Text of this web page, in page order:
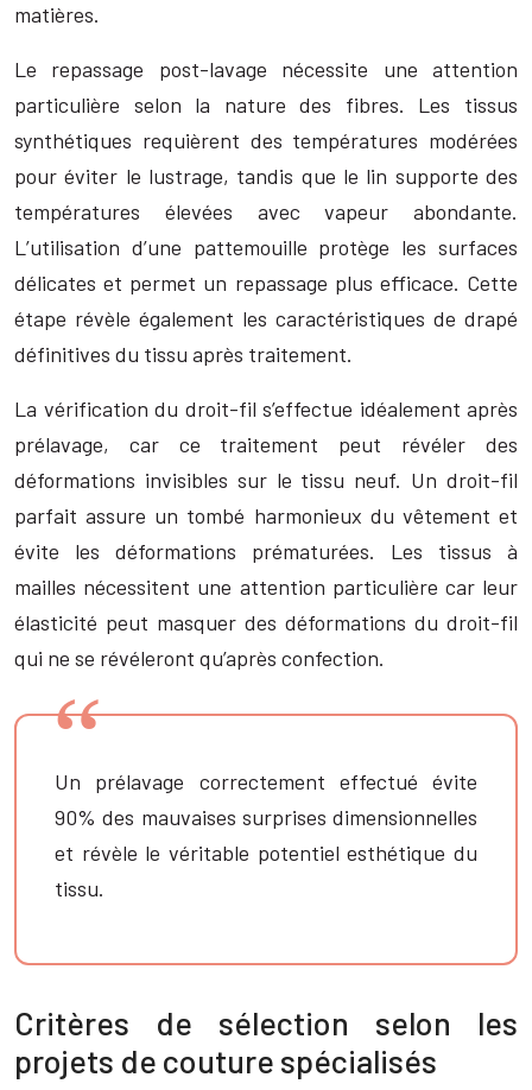
matières.
Le repassage post-lavage nécessite une attention
particulière selon la nature des fibres. Les tissus
synthétiques requièrent des températures modérées
pour éviter le lustrage, tandis que le lin supporte des
températures élevées avec vapeur abondante.
L’utilisation d’une pattemouille protège les surfaces
délicates et permet un repassage plus efficace. Cette
étape révèle également les caractéristiques de drapé
définitives du tissu après traitement.
La vérification du droit-fil s’effectue idéalement après
prélavage, car ce traitement peut révéler des
déformations invisibles sur le tissu neuf. Un droit-fil
parfait assure un tombé harmonieux du vêtement et
évite les déformations prématurées. Les tissus à
mailles nécessitent une attention particulière car leur
élasticité peut masquer des déformations du droit-fil
qui ne se révéleront qu’après confection.
Un prélavage correctement effectué évite
90% des mauvaises surprises dimensionnelles
et révèle le véritable potentiel esthétique du
tissu.
Critères de sélection selon les
projets de couture spécialisés